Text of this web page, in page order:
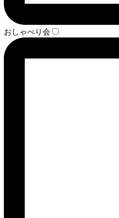
おしゃべり会